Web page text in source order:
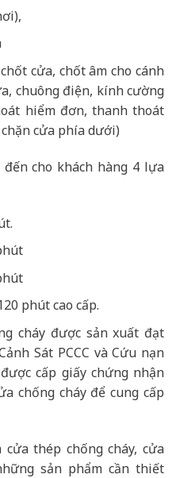
cửa, chốt âm cho cánh
chuông điện, kính cường
hiểm đơn, thanh thoát
cửa phía dưới)
cho khách hàng 4 lựa
phút cao cấp.
cháy được sản xuất đạt
Sát PCCC và Cứu nạn
cấp giấy chứng nhận
chống cháy để cung cấp
thép chống cháy, cửa
sản phẩm cần thiết